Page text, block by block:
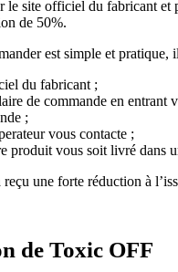
le site officiel du fabricant
de 50%.
est simple et pratique,
du fabricant ;
de commande en entrant
;
vous contacte ;
produit vous soit livré dans
une forte réduction à
de Toxic OFF